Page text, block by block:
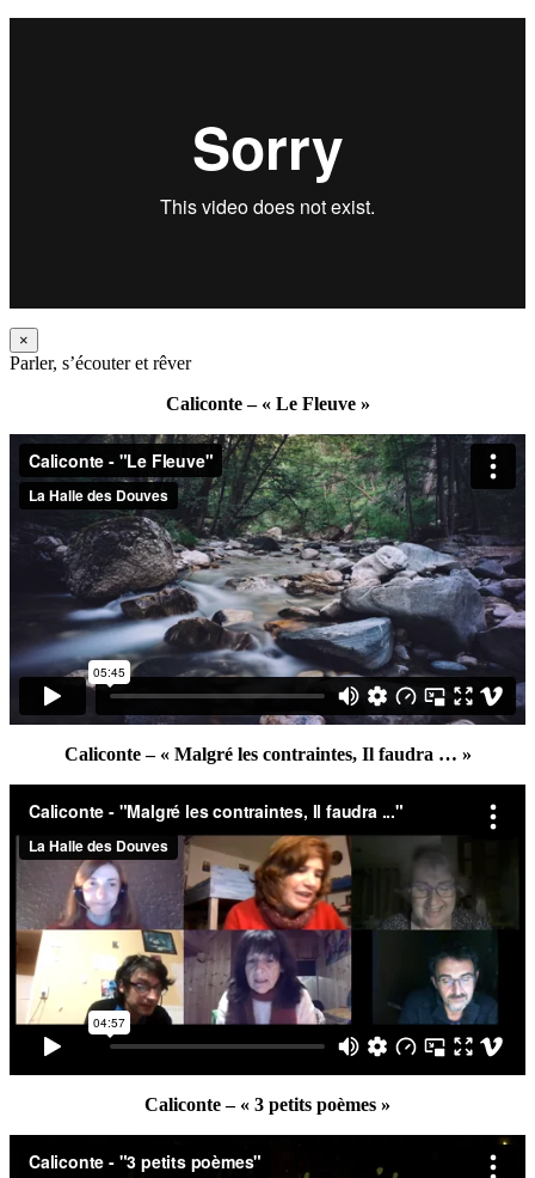
×
Parler, s’écouter et rêver
Caliconte – « Le Fleuve »
Caliconte – « Malgré les contraintes, Il faudra … »
Caliconte – « 3 petits poèmes »